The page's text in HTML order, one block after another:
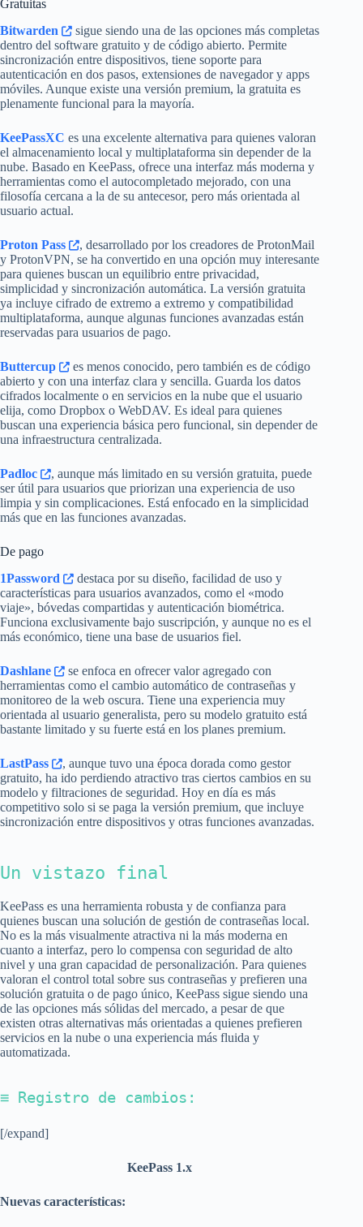
Gratuitas
Bitwarden
sigue siendo una de las opciones más completas
dentro del software gratuito y de código abierto. Permite
sincronización entre dispositivos, tiene soporte para
autenticación en dos pasos, extensiones de navegador y apps
móviles. Aunque existe una versión premium, la gratuita es
plenamente funcional para la mayoría.
KeePassXC es una excelente alternativa para quienes valoran
el almacenamiento local y multiplataforma sin depender de la
nube. Basado en KeePass, ofrece una interfaz más moderna y
herramientas como el autocompletado mejorado, con una
filosofía cercana a la de su antecesor, pero más orientada al
usuario actual.
Proton Pass
, desarrollado por los creadores de ProtonMail
y ProtonVPN, se ha convertido en una opción muy interesante
para quienes buscan un equilibrio entre privacidad,
simplicidad y sincronización automática. La versión gratuita
ya incluye cifrado de extremo a extremo y compatibilidad
multiplataforma, aunque algunas funciones avanzadas están
reservadas para usuarios de pago.
Buttercup
es menos conocido, pero también es de código
abierto y con una interfaz clara y sencilla. Guarda los datos
cifrados localmente o en servicios en la nube que el usuario
elija, como Dropbox o WebDAV. Es ideal para quienes
buscan una experiencia básica pero funcional, sin depender de
una infraestructura centralizada.
Padloc
, aunque más limitado en su versión gratuita, puede
ser útil para usuarios que priorizan una experiencia de uso
limpia y sin complicaciones. Está enfocado en la simplicidad
más que en las funciones avanzadas.
De pago
1Password
destaca por su diseño, facilidad de uso y
características para usuarios avanzados, como el «modo
viaje», bóvedas compartidas y autenticación biométrica.
Funciona exclusivamente bajo suscripción, y aunque no es el
más económico, tiene una base de usuarios fiel.
Dashlane
se enfoca en ofrecer valor agregado con
herramientas como el cambio automático de contraseñas y
monitoreo de la web oscura. Tiene una experiencia muy
orientada al usuario generalista, pero su modelo gratuito está
bastante limitado y su fuerte está en los planes premium.
LastPass
, aunque tuvo una época dorada como gestor
gratuito, ha ido perdiendo atractivo tras ciertos cambios en su
modelo y filtraciones de seguridad. Hoy en día es más
competitivo solo si se paga la versión premium, que incluye
sincronización entre dispositivos y otras funciones avanzadas.
Un vistazo final
KeePass es una herramienta robusta y de confianza para
quienes buscan una solución de gestión de contraseñas local.
No es la más visualmente atractiva ni la más moderna en
cuanto a interfaz, pero lo compensa con seguridad de alto
nivel y una gran capacidad de personalización. Para quienes
valoran el control total sobre sus contraseñas y prefieren una
solución gratuita o de pago único, KeePass sigue siendo una
de las opciones más sólidas del mercado, a pesar de que
existen otras alternativas más orientadas a quienes prefieren
servicios en la nube o una experiencia más fluida y
automatizada.
≡ Registro de cambios:
[/expand]
KeePass 1.x
Nuevas características: